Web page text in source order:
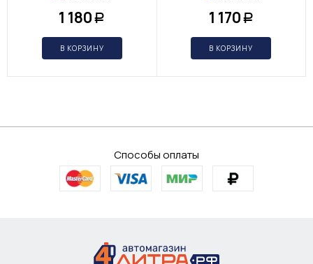
1 180 Р
В КОРЗИНУ
1 170 Р
В КОРЗИНУ
Способы оплаты